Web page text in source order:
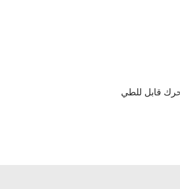
قابل للطي